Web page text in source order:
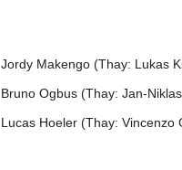
Jordy Makengo (Thay: Lukas
Bruno Ogbus (Thay: Jan-
Lucas Hoeler (Thay: Vincenzo